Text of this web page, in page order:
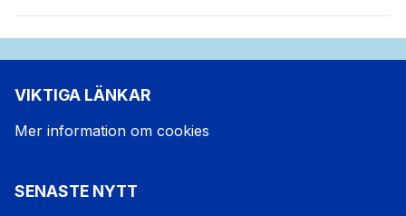
VIKTIGA LÄNKAR
Mer information om cookies
SENASTE NYTT